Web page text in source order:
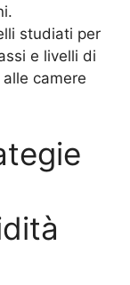
studiati per
e livelli di
camere